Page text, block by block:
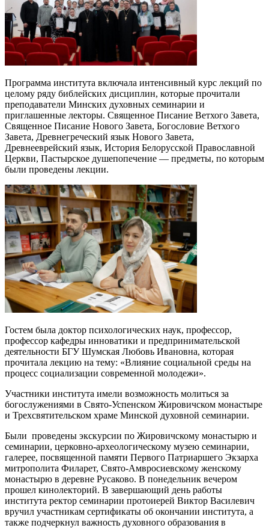
Программа института включала интенсивный курс лекций по
целому ряду библейских дисциплин, которые прочитали
преподаватели Минских духовных семинарии и
приглашенные лекторы. Священное Писание Ветхого Завета,
Священное Писание Нового Завета, Богословие Ветхого
Завета, Древнегреческий язык Нового Завета,
Древнееврейский язык, История Белорусской Православной
Церкви, Пастырское душепопечение — предметы, по которым
были проведены лекции.
Гостем была доктор психологических наук, профессор,
профессор кафедры инноватики и предпринимательской
деятельности БГУ Шумская Любовь Ивановна, которая
прочитала лекцию на тему: «Влияние социальной среды на
процесс социализации современной молодежи».
Участники института имели возможность молиться за
богослужениями в Свято-Успенском Жировичском монастыре
и Трехсвятительском храме Минской духовной семинарии.
Были проведены экскурсии по Жировичскому монастырю и
семинарии, церковно-археологическому музею семинарии,
галерее, посвященной памяти Первого Патриаршего Экзарха
митрополита Филарет, Свято-Амвросиевскому женскому
монастырю в деревне Русаково. В понедельник вечером
прошел кинолекторий. В завершающий день работы
института ректор семинарии протоиерей Виктор Василевич
вручил участникам сертификаты об окончании института, а
также подчеркнул важность духовного образования в